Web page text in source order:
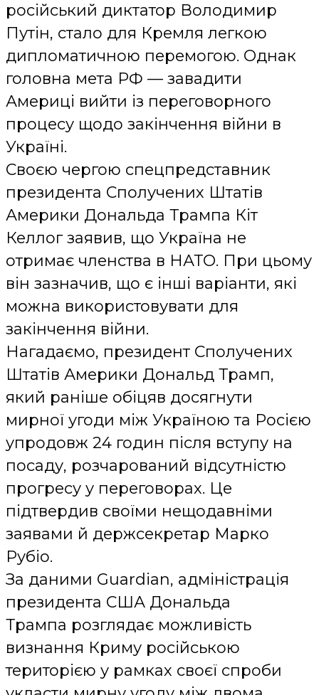
російський диктатор Володимир
Путін, стало для Кремля легкою
дипломатичною перемогою. Однак
головна мета РФ — завадити
Америці вийти із переговорного
процесу щодо закінчення війни в
Україні.
Своєю чергою спецпредставник
президента Сполучених Штатів
Америки Дональда Трампа Кіт
Келлог заявив, що Україна не
отримає членства в НАТО. При цьому
він зазначив, що є інші варіанти, які
можна використовувати для
закінчення війни.
Нагадаємо, президент Сполучених
Штатів Америки Дональд Трамп,
який раніше обіцяв досягнути
мирної угоди між Україною та Росією
упродовж 24 годин після вступу на
посаду, розчарований відсутністю
прогресу у переговорах. Це
підтвердив своїми нещодавніми
заявами й держсекретар Марко
Рубіо.
За даними Guardian, адміністрація
президента США Дональда
Трампа розглядає можливість
визнання Криму російською
територією у рамках своєї спроби